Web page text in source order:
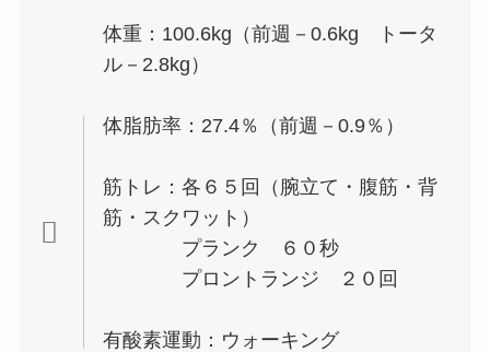
体重：100.6kg（前週－0.6kg トータ
ル－2.8kg）
体脂肪率：27.4％（前週－0.9％）
筋トレ：各６５回（腕立て・腹筋・背
筋・スクワット）
プランク ６０秒
プロントランジ ２０回
有酸素運動：ウォーキング